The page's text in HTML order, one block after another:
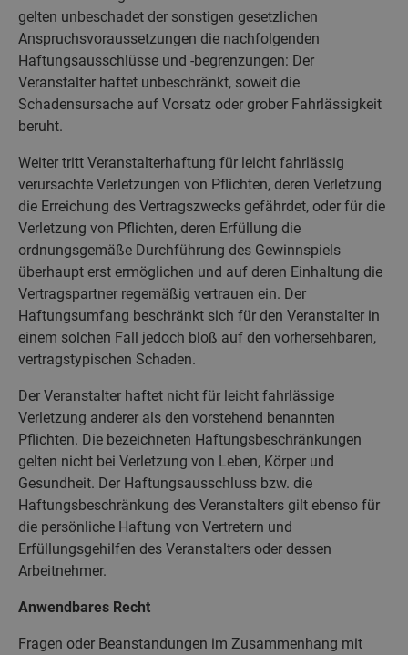
gelten unbeschadet der sonstigen gesetzlichen
Anspruchsvoraussetzungen die nachfolgenden
Haftungsausschlüsse und -begrenzungen: Der
Veranstalter haftet unbeschränkt, soweit die
Schadensursache auf Vorsatz oder grober Fahrlässigkeit
beruht.
Weiter tritt Veranstalterhaftung für leicht fahrlässig
verursachte Verletzungen von Pflichten, deren Verletzung
die Erreichung des Vertragszwecks gefährdet, oder für die
Verletzung von Pflichten, deren Erfüllung die
ordnungsgemäße Durchführung des Gewinnspiels
überhaupt erst ermöglichen und auf deren Einhaltung die
Vertragspartner regemäßig vertrauen ein. Der
Haftungsumfang beschränkt sich für den Veranstalter in
einem solchen Fall jedoch bloß auf den vorhersehbaren,
vertragstypischen Schaden.
Der Veranstalter haftet nicht für leicht fahrlässige
Verletzung anderer als den vorstehend benannten
Pflichten. Die bezeichneten Haftungsbeschränkungen
gelten nicht bei Verletzung von Leben, Körper und
Gesundheit. Der Haftungsausschluss bzw. die
Haftungsbeschränkung des Veranstalters gilt ebenso für
die persönliche Haftung von Vertretern und
Erfüllungsgehilfen des Veranstalters oder dessen
Arbeitnehmer.
Anwendbares Recht
Fragen oder Beanstandungen im Zusammenhang mit